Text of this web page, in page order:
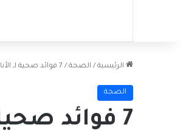
الرئيسية / الصحة / 7 فوائد صحية لـ الأناناس
الصحة
7 فوائد صحية لـ الأناناس